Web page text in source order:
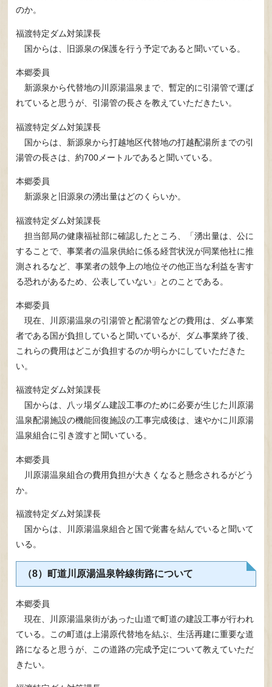
のか。
福渡特定ダム対策課長
国からは、旧源泉の保護を行う予定であると聞いている。
本郷委員
新源泉から代替地の川原湯温泉まで、暫定的に引湯管で運ば
れていると思うが、引湯管の長さを教えていただきたい。
福渡特定ダム対策課長
国からは、新源泉から打越地区代替地の打越配湯所までの引
湯管の長さは、約700メートルであると聞いている。
本郷委員
新源泉と旧源泉の湧出量はどのくらいか。
福渡特定ダム対策課長
担当部局の健康福祉部に確認したところ、「湧出量は、公に
することで、事業者の温泉供給に係る経営状況が同業他社に推
測されるなど、事業者の競争上の地位その他正当な利益を害す
る恐れがあるため、公表していない」とのことである。
本郷委員
現在、川原湯温泉の引湯管と配湯管などの費用は、ダム事業
者である国が負担していると聞いているが、ダム事業終了後、
これらの費用はどこが負担するのか明らかにしていただきた
い。
福渡特定ダム対策課長
国からは、八ッ場ダム建設工事のために必要が生じた川原湯
温泉配湯施設の機能回復施設の工事完成後は、速やかに川原湯
温泉組合に引き渡すと聞いている。
本郷委員
川原湯温泉組合の費用負担が大きくなると懸念されるがどう
か。
福渡特定ダム対策課長
国からは、川原湯温泉組合と国で覚書を結んでいると聞いて
いる。
（8）町道川原湯温泉幹線街路について
本郷委員
現在、川原湯温泉街があった山道で町道の建設工事が行われ
ている。この町道は上湯原代替地を結ぶ、生活再建に重要な道
路になると思うが、この道路の完成予定について教えていただ
きたい。